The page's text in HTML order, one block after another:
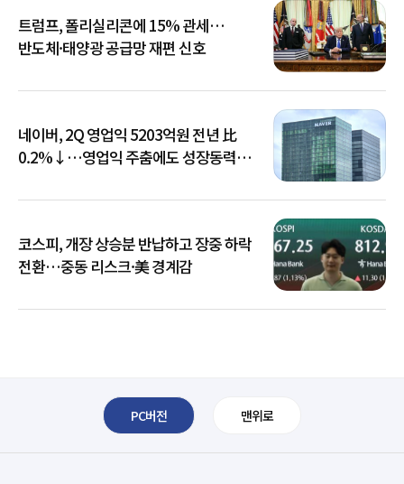
트럼프, 폴리실리콘에 15% 관세…
반도체·태양광 공급망 재편 신호
네이버, 2Q 영업익 5203억원 전년 比
0.2%↓…영업익 주춤에도 성장동력
코스피, 개장 상승분 반납하고 장중 하락
전환…중동 리스크·美 경계감
PC버전 맨위로